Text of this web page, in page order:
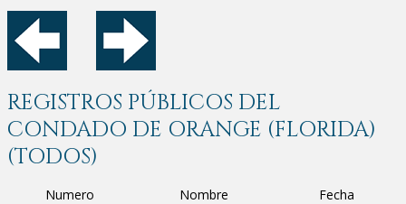
REGISTROS PÚBLICOS DEL
CONDADO DE ORANGE (FLORIDA)
(TODOS)
Numero Nombre Fecha